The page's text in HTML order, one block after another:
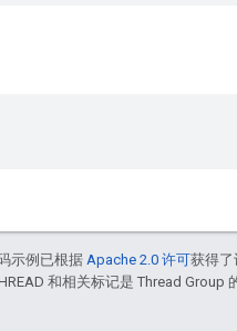
示例已根据 Apache 2.0 许可获得了
和相关标记是 Thread Group